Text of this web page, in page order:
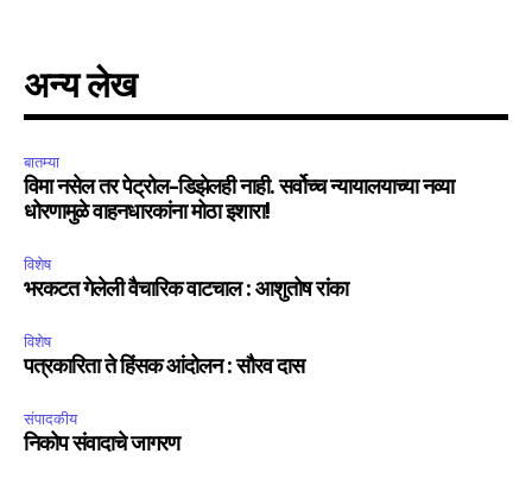
अन्य लेख
बातम्या
विमा नसेल तर पेट्रोल-डिझेलही नाही. सर्वोच्च न्यायालयाच्या नव्या
धोरणामुळे वाहनधारकांना मोठा इशारा!
विशेष
भरकटत गेलेली वैचारिक वाटचाल : आशुतोष रांका
विशेष
पत्रकारिता ते हिंसक आंदोलन : सौरव दास
संपादकीय
निकोप संवादाचे जागरण